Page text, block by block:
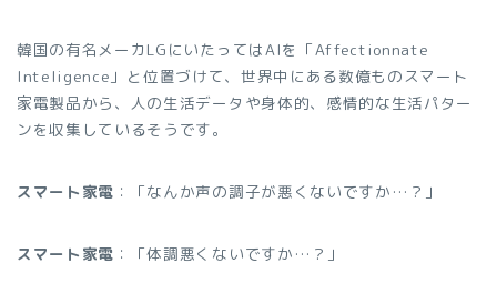
韓国の有名メーカLGにいたってはAIを「Affectionnate
Inteligence」と位置づけて、世界中にある数億ものスマート
家電製品から、人の生活データや身体的、感情的な生活パター
ンを収集しているそうです。
スマート家電 ：「なんか声の調子が悪くないですか…？」
スマート家電 ：「体調悪くないですか…？」